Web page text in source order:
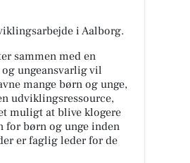
i Aalborg.
sammen med en
ungeansvarlig vil
mange børn og unge,
udviklingsressource,
muligt at blive klogere
for børn og unge inden
er faglig leder for de